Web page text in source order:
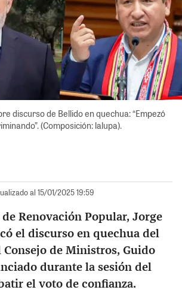
discurso de Bellido en quechua: “Empezó
(Composición: lalupa).
al 15/01/2025 19:59
Renovación Popular, Jorge
el discurso en quechua del
de Ministros, Guido
durante la sesión del
el voto de confianza.